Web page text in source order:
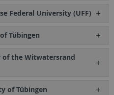
Federal University (UFF)
Tübingen
of the Witwatersrand
of Tübingen